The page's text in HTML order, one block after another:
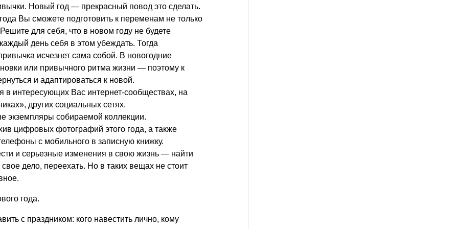
Новый год — прекрасный повод это сделать.
Вы сможете подготовить к переменам не только
для себя, что в новом году не будете
день себя в этом убеждать. Тогда
исчезнет сама собой. В новогодние
или привычного ритма жизни — поэтому к
и адаптироваться к новой.
в интересующих Вас интернет-сообществах, на
других социальных сетях.
экземпляры собираемой коллекции.
цифровых фотографий этого года, а также
с мобильного в записную книжку.
и серьезные изменения в свою жизнь — найти
дело, переехать. Но в таких вещах не стоит
года.
с праздником: кого навестить лично, кому